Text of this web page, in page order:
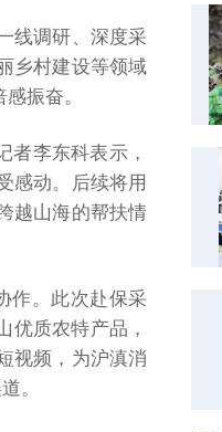
线调研、深度采
乡村建设等领域
振奋。
者李东科表示，
感动。后续将用
越山海的帮扶情
作。此次赴保采
优质农特产品，
视频，为沪滇消
。